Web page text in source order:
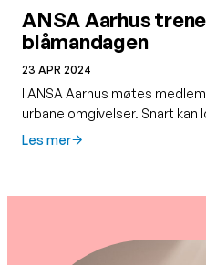
ANSA Aarhus
blåmandagen
23 APR 2024
I ANSA Aarhus møtes
urbane omgivelser. Snart
Les mer